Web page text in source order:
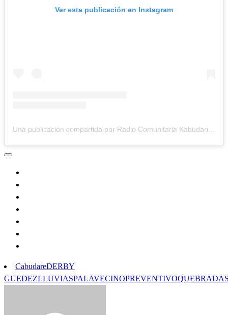
Ver esta publicación en Instagram
CabudareDERBY
GUEDEZLLUVIASPALAVECINOPREVENTIVO